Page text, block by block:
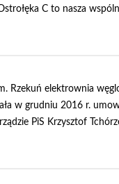
C to nasza
Rzekuń elektrownia
w grudniu 2016 r.
PiS Krzysztof